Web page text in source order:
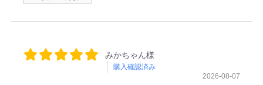
みかちゃん様
購入確認済み
2026-08-07